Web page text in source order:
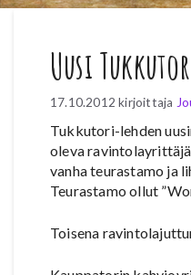
Uusi
17.10.2012 kirjoittaja
Tukkutori-lehden
oleva ravintolayrittäjä
vanha teurastamo ja
Teurastamo ollut
Toisena